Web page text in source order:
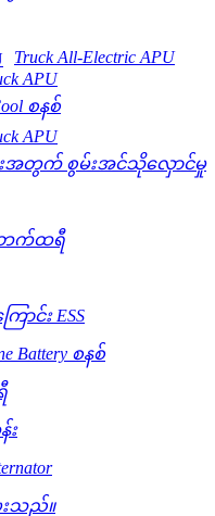
Truck All-Electric APU
APU
စနစ်
APU
းအတွက် စွမ်းအင်သိုလှောင်မှု
ဘက်ထရီ
ောင်း ESS
Battery စနစ်
း
ေးသည်။